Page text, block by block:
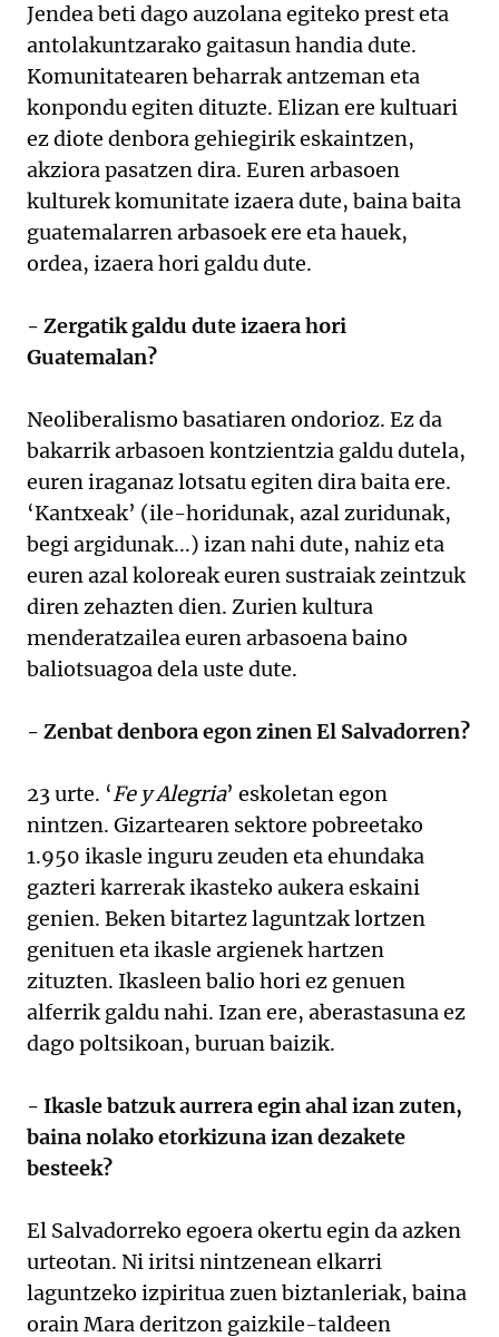
Jendea beti dago auzolana egiteko prest eta
antolakuntzarako gaitasun handia dute.
Komunitatearen beharrak antzeman eta
konpondu egiten dituzte. Elizan ere kultuari
ez diote denbora gehiegirik eskaintzen,
akziora pasatzen dira. Euren arbasoen
kulturek komunitate izaera dute, baina baita
guatemalarren arbasoek ere eta hauek,
ordea, izaera hori galdu dute.
- Zergatik galdu dute izaera hori
Guatemalan?
Neoliberalismo basatiaren ondorioz. Ez da
bakarrik arbasoen kontzientzia galdu dutela,
euren iraganaz lotsatu egiten dira baita ere.
‘Kantxeak’ (ile-horidunak, azal zuridunak,
begi argidunak...) izan nahi dute, nahiz eta
euren azal koloreak euren sustraiak zeintzuk
diren zehazten dien. Zurien kultura
menderatzailea euren arbasoena baino
baliotsuagoa dela uste dute.
- Zenbat denbora egon zinen El Salvadorren?
23 urte. ‘Fe y Alegria’ eskoletan egon
nintzen. Gizartearen sektore pobreetako
1.950 ikasle inguru zeuden eta ehundaka
gazteri karrerak ikasteko aukera eskaini
genien. Beken bitartez laguntzak lortzen
genituen eta ikasle argienek hartzen
zituzten. Ikasleen balio hori ez genuen
alferrik galdu nahi. Izan ere, aberastasuna ez
dago poltsikoan, buruan baizik.
- Ikasle batzuk aurrera egin ahal izan zuten,
baina nolako etorkizuna izan dezakete
besteek?
El Salvadorreko egoera okertu egin da azken
urteotan. Ni iritsi nintzenean elkarri
laguntzeko izpiritua zuen biztanleriak, baina
orain Mara deritzon gaizkile-taldeen